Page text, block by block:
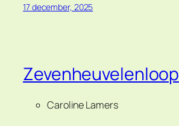
17 december, 2025
Zevenheuvelenloop
Caroline Lamers